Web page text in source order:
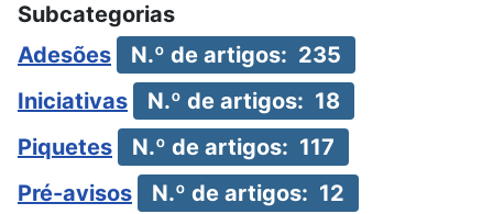
Subcategorias
Adesões
N.º de artigos: 235
Iniciativas
N.º de artigos: 18
Piquetes
N.º de artigos: 117
Pré-avisos
N.º de artigos: 12